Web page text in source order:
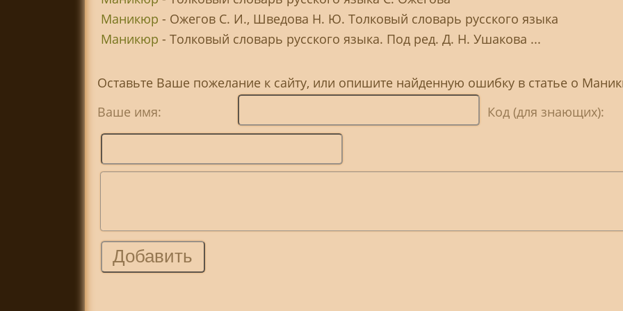
Маникюр - Ожегов С. И., Шведова Н. Ю. Толковый словарь русского языка
Маникюр - Толковый словарь русского языка. Под ред. Д. Н. Ушакова ...
Оставьте Ваше пожелание к сайту, или опишите найденную ошибку в статье о
Ваше имя:
Код (для знающих):